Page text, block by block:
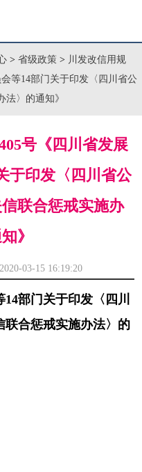
> 省级政策 > 川发改信用规
会等14部门关于印发〈四川省公
〉的通知》
号《四川省发展
于印发〈四川省公
联合惩戒实施办
》
03-15 16:19:20
14部门关于印发〈四川
联合惩戒实施办法〉的